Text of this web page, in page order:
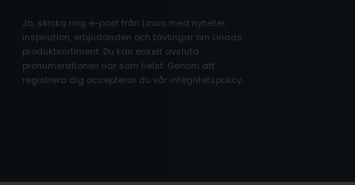
Ja, skicka mig e-post från Linaa med nyheter,
inspiration, erbjudanden och tävlingar om Linaas
produktsortiment. Du kan enkelt avsluta
prenumerationen när som helst. Genom att
registrera dig accepterar du vår integritetspolicy.